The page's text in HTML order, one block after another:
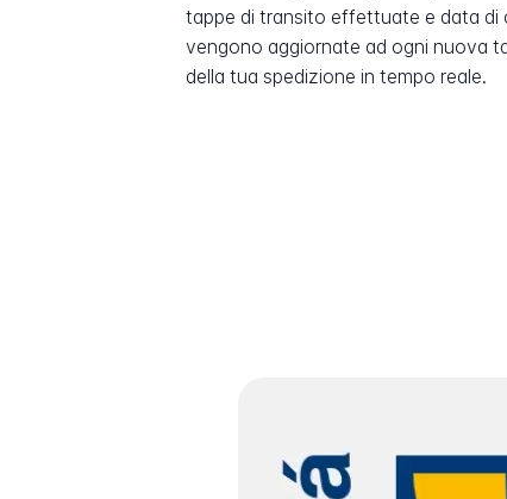
tappe di transito effettuate e data di
vengono aggiornate ad ogni nuova
della tua spedizione in tempo reale.